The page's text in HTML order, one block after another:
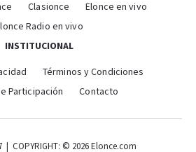
Clasionce
Elonce en vivo
Radio en vivo
INSTITUCIONAL
Términos y Condiciones
Participación
Contacto
| COPYRIGHT: © 2026 Elonce.com